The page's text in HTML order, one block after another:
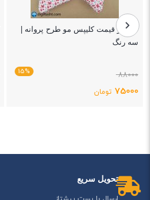
خرید و قیمت کلیپس مو طرح پروانه |
سه رنگ
15% 88000
75000 تومان
تحویل سریع